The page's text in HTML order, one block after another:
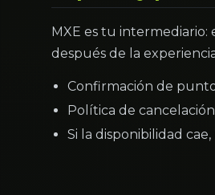
MXE es tu
después de la
Confirmación de
Política de
Si la disponibilidad